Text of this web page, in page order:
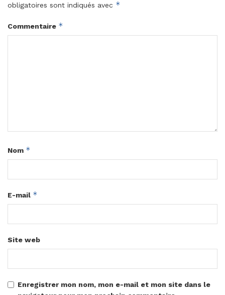
obligatoires sont indiqués avec *
Commentaire *
Nom *
E-mail *
Site web
Enregistrer mon nom, mon e-mail et mon site dans le